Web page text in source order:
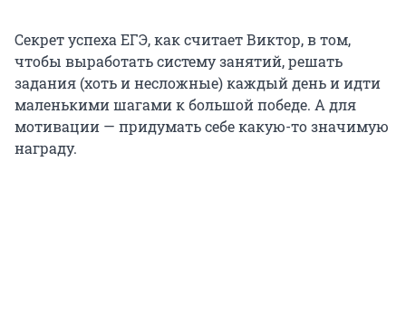
Секрет успеха ЕГЭ, как считает Виктор, в том,
чтобы выработать систему занятий, решать
задания (хоть и несложные) каждый день и идти
маленькими шагами к большой победе. А для
мотивации — придумать себе какую-то значимую
награду.